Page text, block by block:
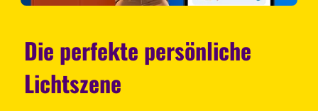
Die perfekte persönliche
Lichtszene